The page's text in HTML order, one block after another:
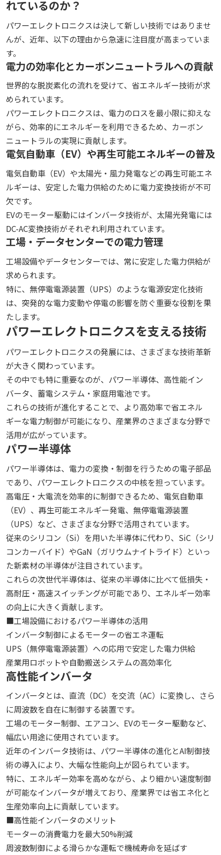
れているのか？
パワーエレクトロニクスは決して新しい技術ではありませ
んが、近年、以下の理由から急速に注目度が高まっていま
す。
電力の効率化とカーボンニュートラルへの貢献
世界的な脱炭素化の流れを受けて、省エネルギー技術が求
められています。
パワーエレクトロニクスは、電力のロスを最小限に抑えな
がら、効率的にエネルギーを利用できるため、カーボン
ニュートラルの実現に貢献します。
電気自動車（EV）や再生可能エネルギーの普及
電気自動車（EV）や太陽光・風力発電などの再生可能エネ
ルギーは、安定した電力供給のために電力変換技術が不可
欠です。
EVのモーター駆動にはインバータ技術が、太陽光発電には
DC-AC変換技術がそれぞれ利用されています。
工場・データセンターでの電力管理
工場設備やデータセンターでは、常に安定した電力供給が
求められます。
特に、無停電電源装置（UPS）のような電源安定化技術
は、突発的な電力変動や停電の影響を防ぐ重要な役割を果
たします。
パワーエレクトロニクスを支える技術
パワーエレクトロニクスの発展には、さまざまな技術革新
が大きく関わっています。
その中でも特に重要なのが、パワー半導体、高性能イン
バータ、蓄電システム・家庭用電池です。
これらの技術が進化することで、より高効率で省エネル
ギーな電力制御が可能になり、産業界のさまざまな分野で
活用が広がっています。
パワー半導体
パワー半導体は、電力の変換・制御を行うための電子部品
であり、パワーエレクトロニクスの中核を担っています。
高電圧・大電流を効率的に制御できるため、電気自動車
（EV）、再生可能エネルギー発電、無停電電源装置
（UPS）など、さまざまな分野で活用されています。
従来のシリコン（Si）を用いた半導体に代わり、SiC（シリ
コンカーバイド）やGaN（ガリウムナイトライド）といっ
た新素材の半導体が注目されています。
これらの次世代半導体は、従来の半導体に比べて低損失・
高耐圧・高速スイッチングが可能であり、エネルギー効率
の向上に大きく貢献します。
■工場設備におけるパワー半導体の活用
インバータ制御によるモーターの省エネ運転
UPS（無停電電源装置）への応用で安定した電力供給
産業用ロボットや自動搬送システムの高効率化
高性能インバータ
インバータとは、直流（DC）を交流（AC）に変換し、さら
に周波数を自在に制御する装置です。
工場のモーター制御、エアコン、EVのモーター駆動など、
幅広い用途に使用されています。
近年のインバータ技術は、パワー半導体の進化とAI制御技
術の導入により、大幅な性能向上が図られています。
特に、エネルギー効率を高めながら、より細かい速度制御
が可能なインバータが増えており、産業界では省エネ化と
生産効率向上に貢献しています。
■高性能インバータのメリット
モーターの消費電力を最大50%削減
周波数制御による滑らかな運転で機械寿命を延ばす